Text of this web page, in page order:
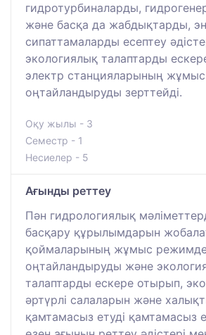
гидротурбиналарды,
және басқа да жабдықтарды,
сипаттамаларды есептеу
экологиялық талаптарды
электр станцияларының
оңтайландыруды зерттейді.
Оқу жылы - 3
Семестр - 1
Несиелер - 5
Ағынды реттеу
Пән гидрологиялық
басқару құрылымдарын
қоймаларының жұмыс
оңтайландыруды және
талаптарды ескере отырып,
әртүрлі салаларын және
қамтамасыз етуді қамтамасыз